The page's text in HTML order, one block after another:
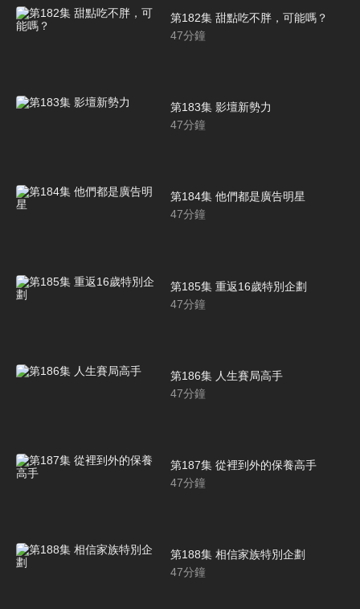
第182集 甜點吃不胖，可能嗎？
47分鐘
第183集 影壇新勢力
47分鐘
第184集 他們都是廣告明星
47分鐘
第185集 重返16歲特別企劃
47分鐘
第186集 人生賽局高手
47分鐘
第187集 從裡到外的保養高手
47分鐘
第188集 相信家族特別企劃
47分鐘